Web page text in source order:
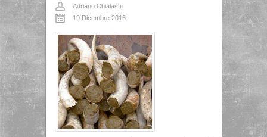
Adriano Chialastri
19 Dicembre 2016